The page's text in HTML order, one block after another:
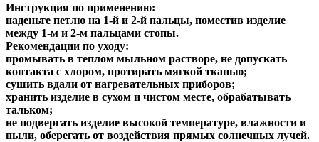
Инструкция по применению:
наденьте петлю на 1-й и 2-й пальцы, поместив изделие
между 1-м и 2-м пальцами стопы.
Рекомендации по уходу:
промывать в теплом мыльном растворе, не допускать
контакта с хлором, протирать мягкой тканью;
сушить вдали от нагревательных приборов;
хранить изделие в сухом и чистом месте, обрабатывать
тальком;
не подвергать изделие высокой температуре, влажности и
пыли, оберегать от воздействия прямых солнечных лучей.